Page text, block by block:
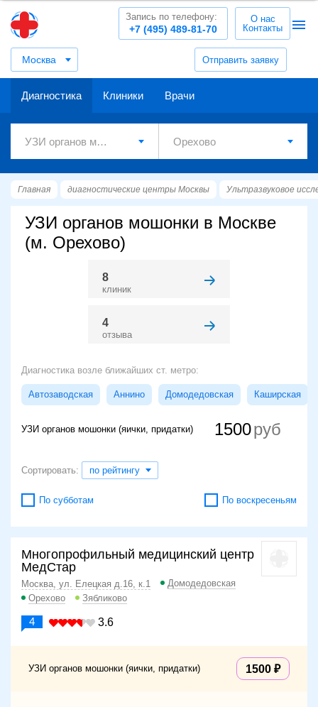
Москва Отправить заявку
+7 (495) 489-81-70
Запись по телефону:
О нас
Контакты
Диагностика Клиники Врачи
Главная диагностические центры Москвы Ультразвуковое
УЗИ органов мошонки в Москве
(м. Орехово)
8
клиник
4
отзыва
Диагностика возле ближайших ст. метро:
Автозаводская Аннино Домодедовская Каширская
УЗИ органов мошонки (яички, придатки) 1500
Сортировать: по рейтингу
По субботам По воскресеньям
Многопрофильный медицинский центр
МедСтар
Москва, ул. Елецкая д.16, к.1
Домодедовская
Орехово
Зябликово
4 3.6
УЗИ органов мошонки (яички, придатки) 1500